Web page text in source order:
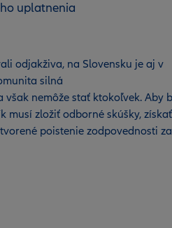
uplatnenia
odjakživa, na Slovensku je aj v
silná
však nemôže stať ktokoľvek. Aby
musí zložiť odborné skúšky, získať
poistenie zodpovednosti za